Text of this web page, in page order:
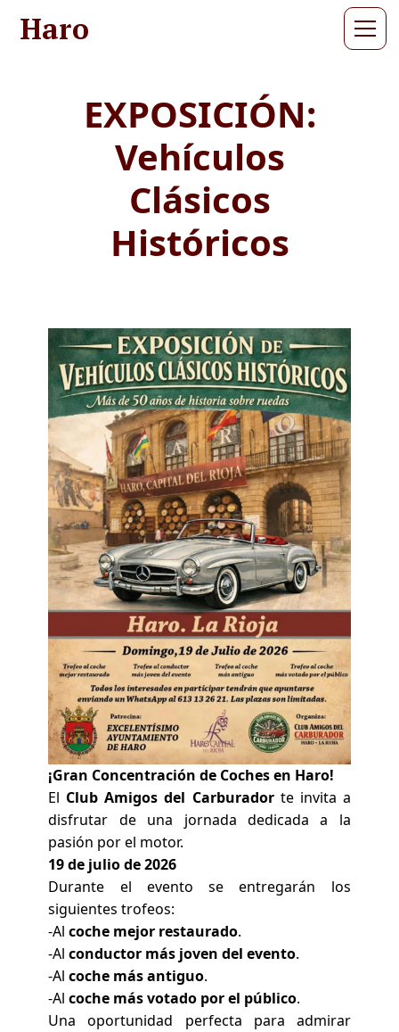
Haro
EXPOSICIÓN:
Vehículos
Clásicos
Históricos
¡Gran Concentración de Coches en Haro!
El Club Amigos del Carburadorte invita a
disfrutar de una jornada dedicada a la
pasión por el motor.
19 de julio de 2026
Durante el evento se entregarán los
siguientes trofeos:
-Alcoche mejor restaurado.
-Alconductor más joven del evento.
-Alcoche más antiguo.
-Alcoche más votado por el público.
Una oportunidad perfecta para admirar